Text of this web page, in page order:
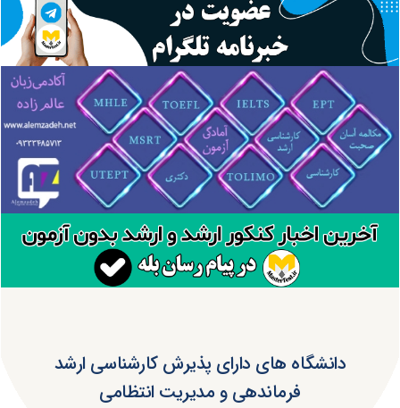
دانشگاه های دارای پذیرش کارشناسی ارشد
فرماندهی و مدیریت انتظامی